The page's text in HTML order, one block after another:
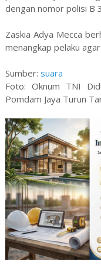
dengan nomor polisi B
Zaskia Adya Mecca
menangkap pelaku
Sumber: suara
Foto: Oknum TNI
Pomdam Jaya Turun